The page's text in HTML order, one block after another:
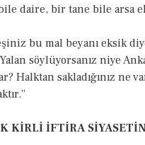
daire, bir tane bile arsa
bu mal beyanı eksik
söylüyorsanız niye
Halktan sakladığınız
KİRLİ İFTİRA